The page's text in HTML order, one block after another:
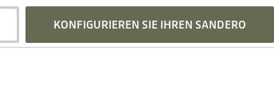
KONFIGURIEREN SIE IHREN SANDERO